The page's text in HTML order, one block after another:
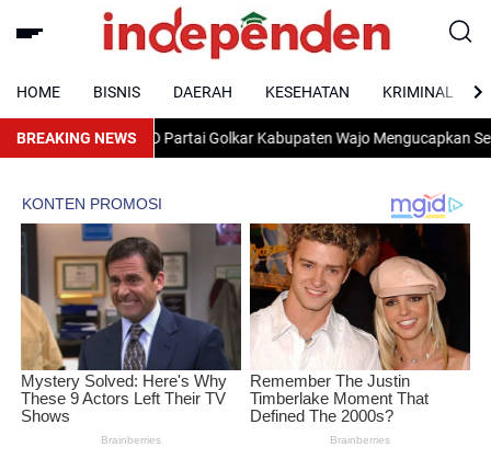
HOME BISNIS DAERAH KESEHATAN KRIMINAL
BREAKING NEWS
DPD Partai Golkar Kabupaten Wajo Mengucapkan Selamat Hut Ri